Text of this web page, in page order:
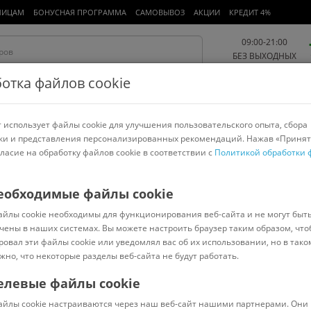
БОНУСНАЯ ПРОГРАММА САМОВЫВОЗ АКЦИИ КРЕДИТ 4%
09:00-21:00
БЕЗ ВЫХОДНЫХ
Работа и офис Авто и мото Детям и мамам Красота и
спорт
> Гамма
(фиолетовый)
Код: 1033058
файлов cookie
файлы cookie для улучшения пользовательского опыта, сбора
и представления персонализированных рекомендаций. Нажав
на обработку файлов cookie в соответствии с Политикой обработки
файлы cookie
cookie необходимы для функционирования веб-сайта и не могут
в наших системах. Вы можете настроить браузер таким образом,
эти файлы cookie или уведомлял вас об их использовании, но в
что некоторые разделы веб-сайта не будут работать.
файлы cookie
cookie настраиваются через наш веб-сайт нашими партнерами. Они